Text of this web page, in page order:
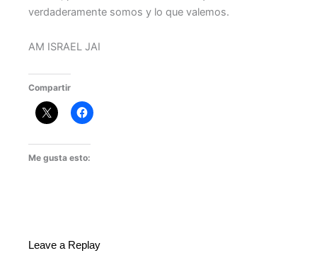
verdaderamente somos y lo que valemos.
AM ISRAEL JAI
Compartir
Me gusta esto:
Leave a Replay